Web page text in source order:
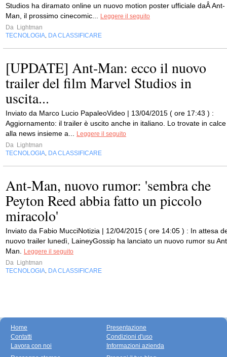
Studios ha diramato online un nuovo motion poster ufficiale daÂ Ant-
Man, il prossimo cinecomic...
Leggere il seguito
Da Lightman
TECNOLOGIA DA CLASSIFICARE
[UPDATE] Ant-Man: ecco il nuovo
trailer del film Marvel Studios in
uscita...
Inviato da Marco Lucio PapaleoVideo | 13/04/2015 ( ore 17:43 ) :
Aggiornamento: il trailer è uscito anche in italiano. Lo trovate in calce
alla news insieme a...
Leggere il seguito
Da Lightman
TECNOLOGIA DA CLASSIFICARE
Ant-Man, nuovo rumor: 'sembra che
Peyton Reed abbia fatto un piccolo
miracolo'
Inviato da Fabio MucciNotizia | 12/04/2015 ( ore 14:05 ) : In attesa
nuovo trailer lunedì, LaineyGossip ha lanciato un nuovo rumor su
Man.
Leggere il seguito
Da Lightman
TECNOLOGIA DA CLASSIFICARE
Home
Contatti
Lavora con noi
Presentazione
Condizioni d'uso
Informazioni azienda